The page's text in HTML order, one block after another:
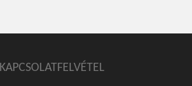
KAPCSOLATFELVÉTEL